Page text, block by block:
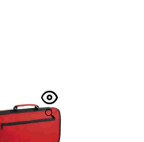
🔍